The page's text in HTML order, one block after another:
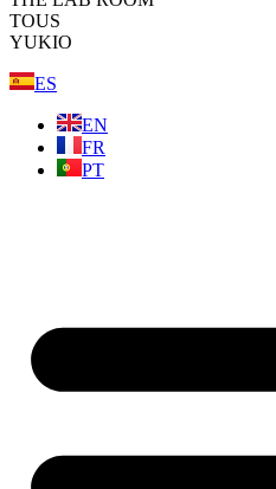
TOUS
YUKIO
ES
EN
FR
PT